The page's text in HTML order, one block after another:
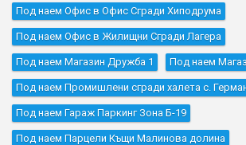
Под наем Офис в Офис Сгради Хиподрума
Под наем Офис в Жилищни Сгради Лагера
Под наем Магазин Дружба 1 Под наем
Под наем Промишлени сгради халета с.
Под наем Гараж Паркинг Зона Б-19
Под наем Парцели Къщи Малинова долина